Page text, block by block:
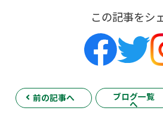
この記事をシ
前の記事へ ブログ一覧
へ